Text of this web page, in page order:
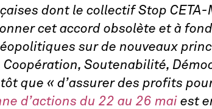
dont le collectif Stop
cet accord obsolète et à
sur de nouveaux
Soutenabilité,
que « d’assurer des profits
d’actions du 22 au 26 mai est